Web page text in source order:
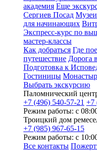
академия Еще
Сергиев Посад Музеи
для начинающих
Экспресс-курс по
мастер-классы
Как добраться Где
путешествие Дорога
Подготовка к
Гостиницы
Выбрать экскурсию
Паломнический
+7 (496) 540-57-21 +7
Режим работы: с
Троицкий дом
+7 (985) 967-65-15
Режим работы: с
Все контакты